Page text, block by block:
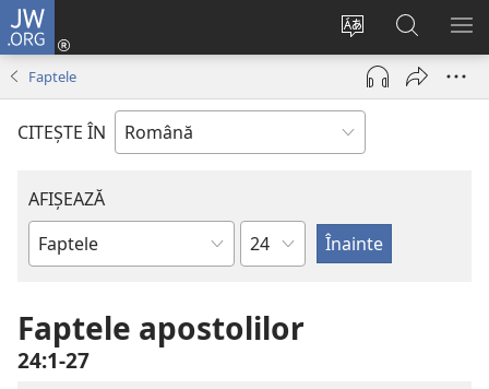
JW.ORG
Schimbaţi
limba
site-
ului
Conectează-
deschide
o
Căutați
pe
JW.ORG
Faptele
CITEŞTE ÎN
AFIȘEAZĂ
Cărțile
Capitol
Faptele apostolilor
24:1-27